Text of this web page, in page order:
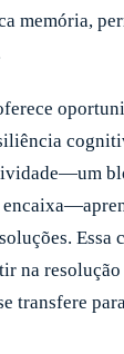
memória,
Essa
na
transfere